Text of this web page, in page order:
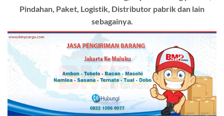
Pindahan, Paket, Logistik, Distributor pabrik dan lain
sebagainya.